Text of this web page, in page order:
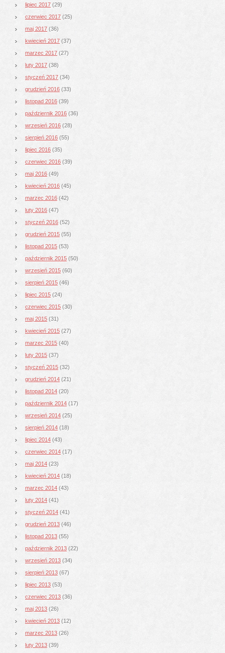
lipiec 2017 (29)
czerwiec 2017 (25)
maj 2017 (36)
kwiecień 2017 (37)
marzec 2017 (27)
luty 2017 (38)
styczeń 2017 (34)
grudzień 2016 (33)
listopad 2016 (39)
październik 2016 (36)
wrzesień 2016 (28)
sierpień 2016 (55)
lipiec 2016 (35)
czerwiec 2016 (39)
maj 2016 (49)
kwiecień 2016 (45)
marzec 2016 (42)
luty 2016 (47)
styczeń 2016 (52)
grudzień 2015 (55)
listopad 2015 (53)
październik 2015 (50)
wrzesień 2015 (60)
sierpień 2015 (46)
lipiec 2015 (24)
czerwiec 2015 (30)
maj 2015 (31)
kwiecień 2015 (27)
marzec 2015 (40)
luty 2015 (37)
styczeń 2015 (32)
grudzień 2014 (21)
listopad 2014 (20)
październik 2014 (17)
wrzesień 2014 (25)
sierpień 2014 (18)
lipiec 2014 (43)
czerwiec 2014 (17)
maj 2014 (23)
kwiecień 2014 (18)
marzec 2014 (43)
luty 2014 (41)
styczeń 2014 (41)
grudzień 2013 (46)
listopad 2013 (55)
październik 2013 (22)
wrzesień 2013 (34)
sierpień 2013 (67)
lipiec 2013 (53)
czerwiec 2013 (36)
maj 2013 (26)
kwiecień 2013 (12)
marzec 2013 (26)
luty 2013 (39)